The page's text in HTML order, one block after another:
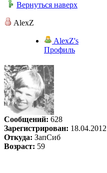
Вернуться наверх
AlexZ
AlexZ's
Профиль
Сообщений: 628
Зарегистрирован: 18.04.2012
Откуда: ЗапСиб
Возраст: 59